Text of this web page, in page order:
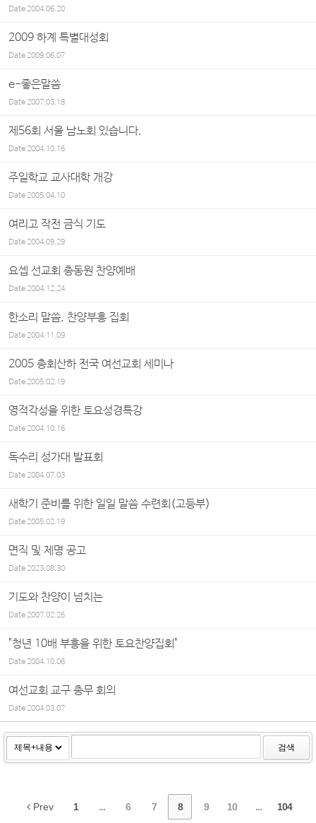
Date2004.06.20
2009 하계 특별대성회
Date2009.06.07
e-좋은말씀
Date2007.03.18
제56회 서울 남노회 있습니다.
Date2004.10.16
주일학교 교사대학 개강
Date2005.04.10
여리고 작전 금식 기도
Date2004.09.29
요셉 선교회 총동원 찬양예배
Date2004.12.24
한소리 말씀, 찬양부흥 집회
Date2004.11.09
2005 총회산하 전국 여선교회 세미나
Date2005.02.19
영적각성을 위한 토요성경특강
Date2004.10.16
독수리 성가대 발표회
Date2004.07.03
새학기 준비를 위한 일일 말씀 수련회(고등부)
Date2005.02.19
면직 및 제명 공고
Date2023.08.30
기도와 찬양이 넘치는
Date2007.02.26
"청년 10배 부흥을 위한 토요찬양집회"
Date2004.10.06
여선교회 교구 총무 회의
Date2004.03.07
검색
Prev 1 ... 6 7 8 9 10 ... 104